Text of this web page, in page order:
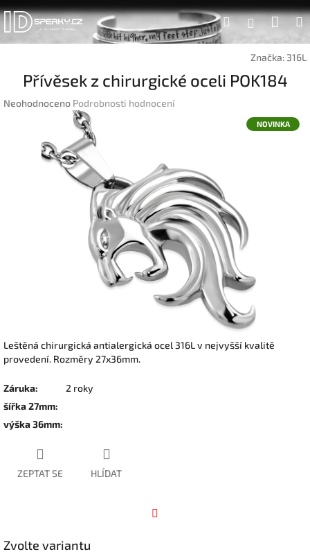
Přejít
na
obsah
Hledat
Značka: 316L
Přívěsek z chirurgické oceli POK184
Průměrné
Neohodnoceno Podrobnosti hodnocení
NOVINKA
Leštěná chirurgická antialergická ocel 316L v nejvyšší kvalitě
provedení. Rozměry 27x36mm.
Záruka:
2 roky
šířka 27mm:
výška 36mm:
ZEPTAT SE HLÍDAT
Zvolte variantu